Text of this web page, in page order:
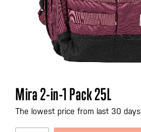
Zum
Anfang
der
Mira 2-in-1 Pack 25L
The lowest price from last 30